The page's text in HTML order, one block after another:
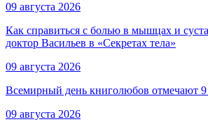
09 августа 2026
Как справиться с болью в мышцах и
доктор Васильев в «Секретах тела»
09 августа 2026
Всемирный день книголюбов отмечают 9
09 августа 2026